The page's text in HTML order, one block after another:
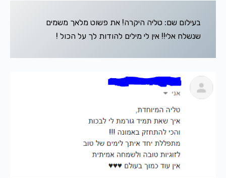
בעילום שם: טליה היקרה! את פשוט מלאך משמים
שנשלח אלי!! אין לי מילים להודות לך על הכול !